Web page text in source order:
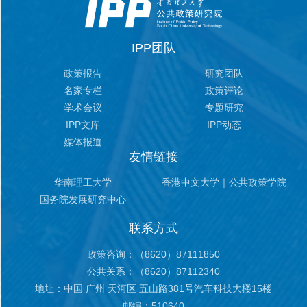
IPP团队
政策报告
研究团队
名家专栏
政策评论
学术会议
专题研究
IPP文库
IPP动态
媒体报道
友情链接
华南理工大学
香港中文大学｜公共政策学院
国务院发展研究中心
联系方式
政策咨询：（8620）87111850
公共关系：（8620）87112340
地址： 中国 广州 天河区 五山路381号汽车科技大楼15楼